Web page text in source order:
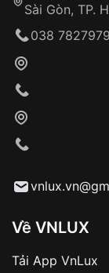
Khách
Từ khóa SEO:
Sài Gòn, TP.
038 7827979
Về VNLUX
Tải App VnLux